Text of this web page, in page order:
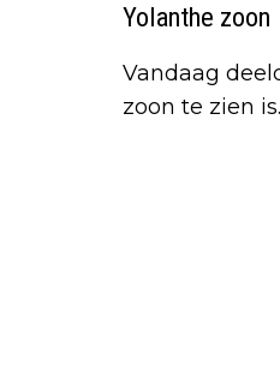
Yolanthe zoon
Vandaag
zoon te zien